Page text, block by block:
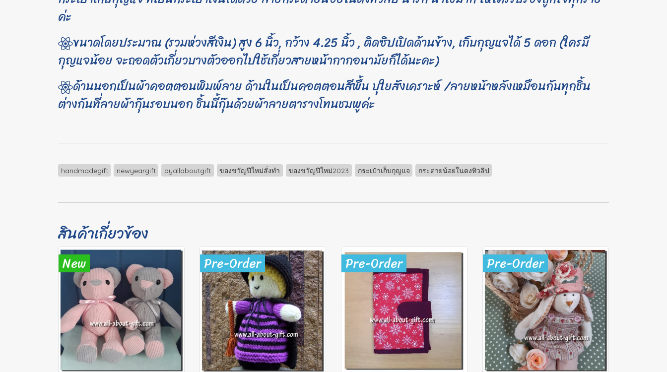
ค่ะ
ขนาดโดยประมาณ (รวมห่วงสีเงิน) สูง 6 นิ้ว, กว้าง 4.25 นิ้ว , ติดซิปเปิดด้านข้าง, เก็บกุญแจได้ 5 ดอก (ใครมี
กุญแจน้อย จะถอดตัวเกี่ยวบางตัวออกไปใช้เกี่ยวสายหน้ากากอนามัยก็ได้นะคะ)
ด้านนอกเป็นผ้าคอตตอนพิมพ์ลาย ด้านในเป็นคอตตอนสีพื้น บุใยสังเคราะห์ /ลายหน้าหลังเหมือนกันทุกชิ้น
ต่างกันที่ลายผ้ากุ๊นรอบนอก ชิ้นนี้กุ๊นด้วยผ้าลายตารางโทนชมพูค่ะ
handmadegift newyeargift byallaboutgift ของขวัญปีใหม่สั่งทำ ของขวัญปีใหม่2023 กระเป๋าเก็บกุญแจ กระต่ายน้อยในดงทิวลิป
สินค้าเกี่ยวข้อง
New Pre-Order Pre-Order Pre-Order